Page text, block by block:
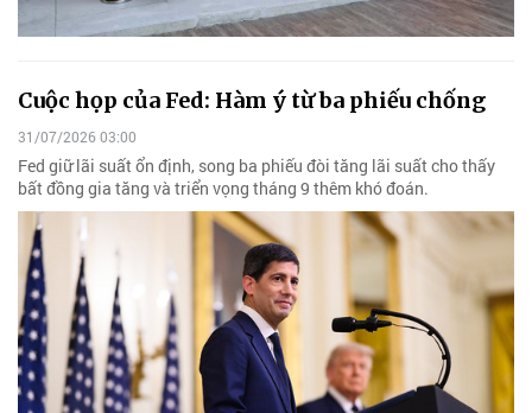
Cuộc họp của Fed: Hàm ý từ ba phiếu chống
31/07/2026 03:00
Fed giữ lãi suất ổn định, song ba phiếu đòi tăng lãi suất cho thấy
bất đồng gia tăng và triển vọng tháng 9 thêm khó đoán.